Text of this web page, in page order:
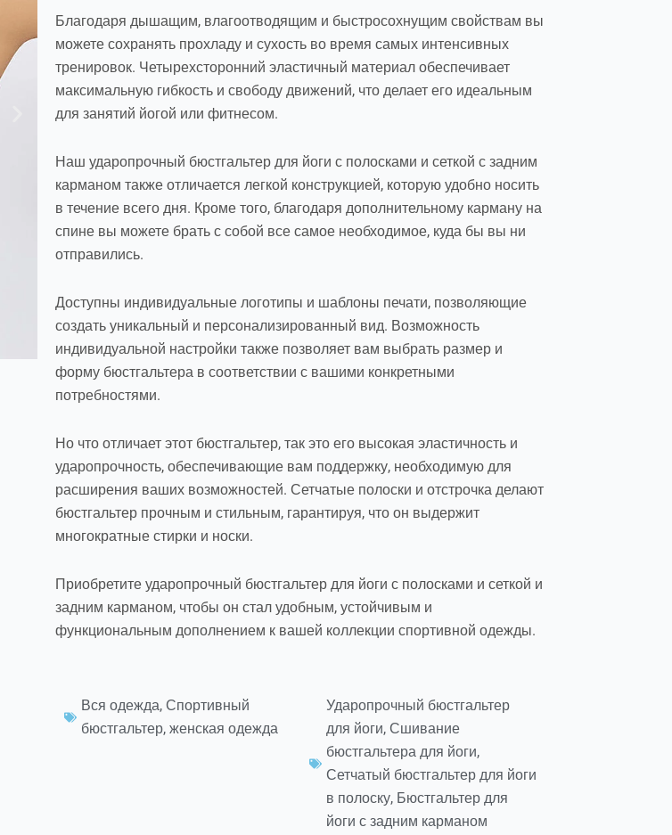
Благодаря дышащим, влагоотводящим и быстросохнущим свойствам вы
можете сохранять прохладу и сухость во время самых интенсивных
тренировок. Четырехсторонний эластичный материал обеспечивает
максимальную гибкость и свободу движений, что делает его идеальным
для занятий йогой или фитнесом.
Наш ударопрочный бюстгальтер для йоги с полосками и сеткой с задним
карманом также отличается легкой конструкцией, которую удобно носить
в течение всего дня. Кроме того, благодаря дополнительному карману на
спине вы можете брать с собой все самое необходимое, куда бы вы ни
отправились.
Доступны индивидуальные логотипы и шаблоны печати, позволяющие
создать уникальный и персонализированный вид. Возможность
индивидуальной настройки также позволяет вам выбрать размер и
форму бюстгальтера в соответствии с вашими конкретными
потребностями.
Но что отличает этот бюстгальтер, так это его высокая эластичность и
ударопрочность, обеспечивающие вам поддержку, необходимую для
расширения ваших возможностей. Сетчатые полоски и отстрочка делают
бюстгальтер прочным и стильным, гарантируя, что он выдержит
многократные стирки и носки.
Приобретите ударопрочный бюстгальтер для йоги с полосками и сеткой и
задним карманом, чтобы он стал удобным, устойчивым и
функциональным дополнением к вашей коллекции спортивной одежды.
Вся одежда, Спортивный
бюстгальтер, женская одежда
Ударопрочный бюстгальтер
для йоги, Сшивание
бюстгальтера для йоги,
Сетчатый бюстгальтер для йоги
в полоску, Бюстгальтер для
йоги с задним карманом